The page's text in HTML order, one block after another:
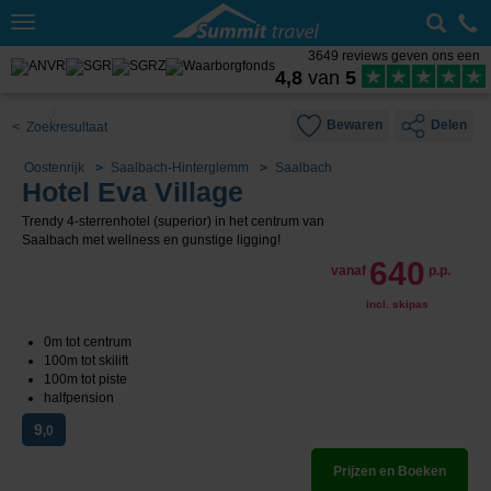
Toggle
3649 reviews geven ons een
4,8 van 5
< Zoekresultaat Bewaren Delen
Oostenrijk Saalbach-Hinterglemm Saalbach
Hotel Eva Village
Trendy 4-sterrenhotel (superior) in het centrum van
Saalbach met wellness en gunstige ligging!
vanaf 640 p.p.
incl. skipas
0m tot centrum
100m tot skilift
100m tot piste
halfpension
9,0
Prijzen en Boeken